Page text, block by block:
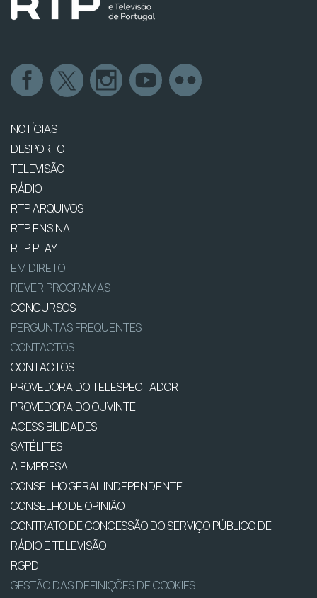
NOTÍCIAS
DESPORTO
TELEVISÃO
RÁDIO
RTP ARQUIVOS
RTP ENSINA
RTP PLAY
EM DIRETO
REVER PROGRAMAS
CONCURSOS
PERGUNTAS FREQUENTES
CONTACTOS
CONTACTOS
PROVEDORA DO TELESPECTADOR
PROVEDORA DO OUVINTE
ACESSIBILIDADES
SATÉLITES
A EMPRESA
CONSELHO GERAL INDEPENDENTE
CONSELHO DE OPINIÃO
CONTRATO DE CONCESSÃO DO SERVIÇO PÚBLICO DE
RÁDIO E TELEVISÃO
RGPD
GESTÃO DAS DEFINIÇÕES DE COOKIES